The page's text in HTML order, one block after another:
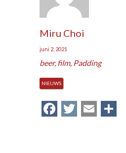
Miru Choi
juni 2, 2021
beer, film, Padding
NIEUWS
Facebook
Twitter
Email